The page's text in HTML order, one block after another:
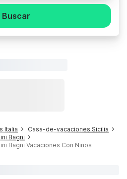
Buscar
Italia
Casa-de-vacaciones Sicilia
Bagni
Bagni Vacaciones Con Ninos